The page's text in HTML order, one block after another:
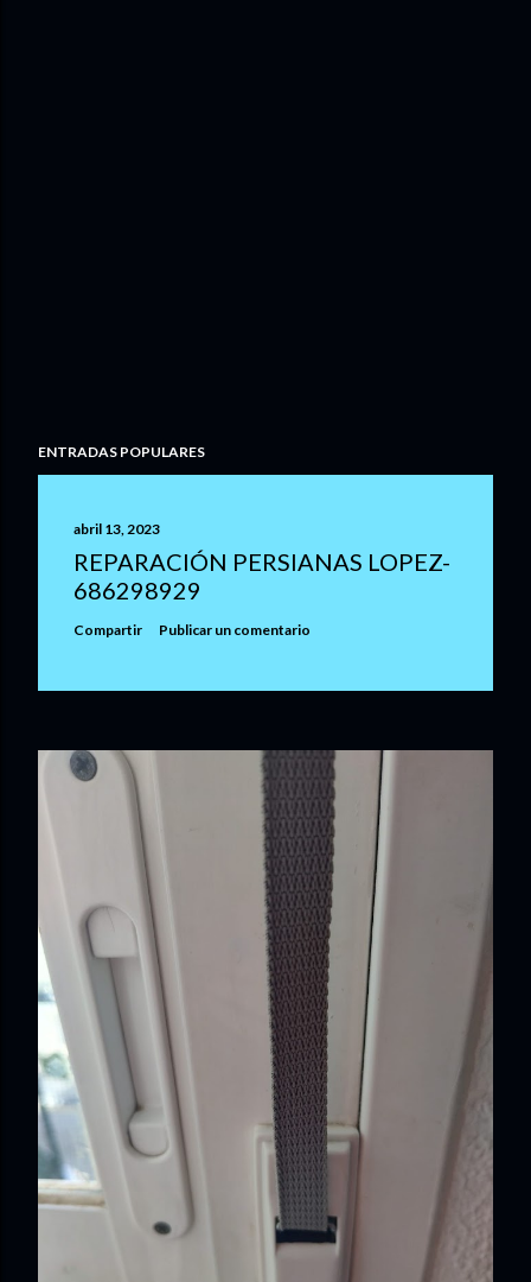
ENTRADAS POPULARES
abril 13, 2023
REPARACIÓN PERSIANAS LOPEZ-
686298929
Compartir Publicar un comentario